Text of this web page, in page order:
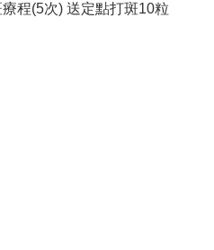
療程(5次) 送定點打斑10粒